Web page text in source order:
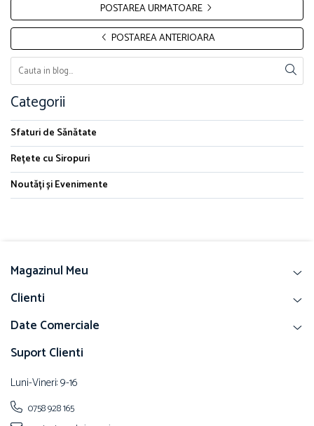
POSTAREA URMATOARE
POSTAREA ANTERIOARA
Categorii
Sfaturi de Sănătate
Rețete cu Siropuri
Noutăți și Evenimente
Magazinul Meu
Clienti
Date Comerciale
Suport Clienti
Luni-Vineri: 9-16
0758 928 165